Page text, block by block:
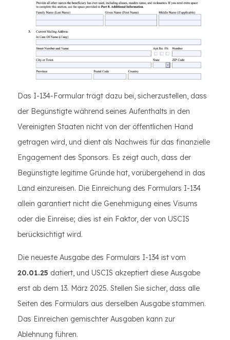
Das I-134-Formular trägt dazu bei, sicherzustellen, dass
der Begünstigte während seines Aufenthalts in den
Vereinigten Staaten nicht von der öffentlichen Hand
getragen wird, und dient als Nachweis für das finanzielle
Engagement des Sponsors. Es zeigt auch, dass der
Begünstigte legitime Gründe hat, vorübergehend in das
Land einzureisen. Die Einreichung des Formulars I-134
allein garantiert nicht die Genehmigung eines Visums
oder die Einreise; dies ist ein Faktor, der von USCIS
berücksichtigt wird.
Die neueste Ausgabe des Formulars I-134 ist vom
20.01.25 datiert, und USCIS akzeptiert diese Ausgabe
erst ab dem 13. März 2025. Stellen Sie sicher, dass alle
Seiten des Formulars aus derselben Ausgabe stammen.
Das Einreichen gemischter Ausgaben kann zur
Ablehnung führen.